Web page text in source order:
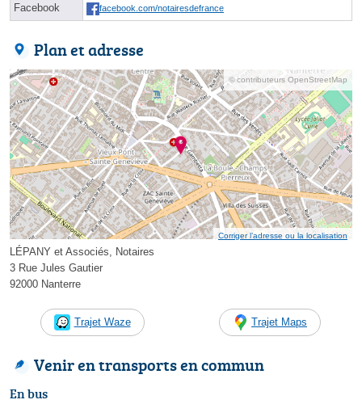
Facebook facebook.com/notairesdefrance
Plan et adresse
© contributeurs OpenStreetMap
Corriger l’adresse ou la localisation
LÉPANY et Associés, Notaires
3 Rue Jules Gautier
92000 Nanterre
Trajet Waze Trajet Maps
Venir en transports en commun
En bus